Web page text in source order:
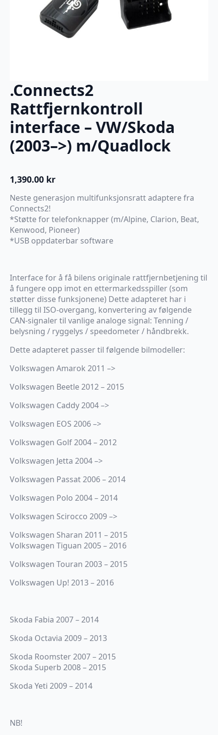
.Connects2
Rattfjernkontroll
interface – VW/Skoda
(2003–>) m/Quadlock
1,390.00 kr
Neste generasjon multifunksjonsratt adaptere fra
Connects2!
*Støtte for telefonknapper (m/Alpine, Clarion, Beat,
Kenwood, Pioneer)
*USB oppdaterbar software
Interface for å få bilens originale rattfjernbetjening til
å fungere opp imot en ettermarkedsspiller (som
støtter disse funksjonene) Dette adapteret har i
tillegg til ISO-overgang, konvertering av følgende
CAN-signaler til vanlige analoge signal: Tenning /
belysning / ryggelys / speedometer / håndbrekk.
Dette adapteret passer til følgende bilmodeller:
Volkswagen Amarok 2011 –>
Volkswagen Beetle 2012 – 2015
Volkswagen Caddy 2004 –>
Volkswagen EOS 2006 –>
Volkswagen Golf 2004 – 2012
Volkswagen Jetta 2004 –>
Volkswagen Passat 2006 – 2014
Volkswagen Polo 2004 – 2014
Volkswagen Scirocco 2009 –>
Volkswagen Sharan 2011 – 2015
Volkswagen Tiguan 2005 – 2016
Volkswagen Touran 2003 – 2015
Volkswagen Up! 2013 – 2016
Skoda Fabia 2007 – 2014
Skoda Octavia 2009 – 2013
Skoda Roomster 2007 – 2015
Skoda Superb 2008 – 2015
Skoda Yeti 2009 – 2014
NB!